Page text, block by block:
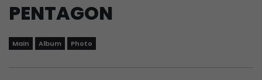
PENTAGON
Main Album Photo